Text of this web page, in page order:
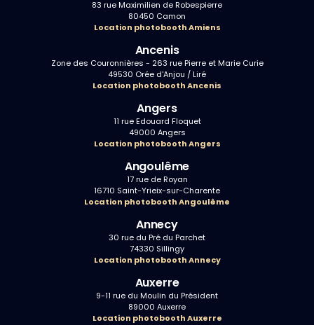
83 rue Maximilien de Robespierre
80450 Camon
Location photobooth Amiens
Ancenis
Zone des Couronnières - 263 rue Pierre et Marie Curie
49530 Orée d'Anjou / Liré
Location photobooth Ancenis
Angers
11 rue Edouard Floquet
49000 Angers
Location photobooth Angers
Angoulême
17 rue de Royan
16710 Saint-Yrieix-sur-Charente
Location photobooth Angoulême
Annecy
30 rue du Pré du Parchet
74330 Sillingy
Location photobooth Annecy
Auxerre
9-11 rue du Moulin du Président
89000 Auxerre
Location photobooth Auxerre